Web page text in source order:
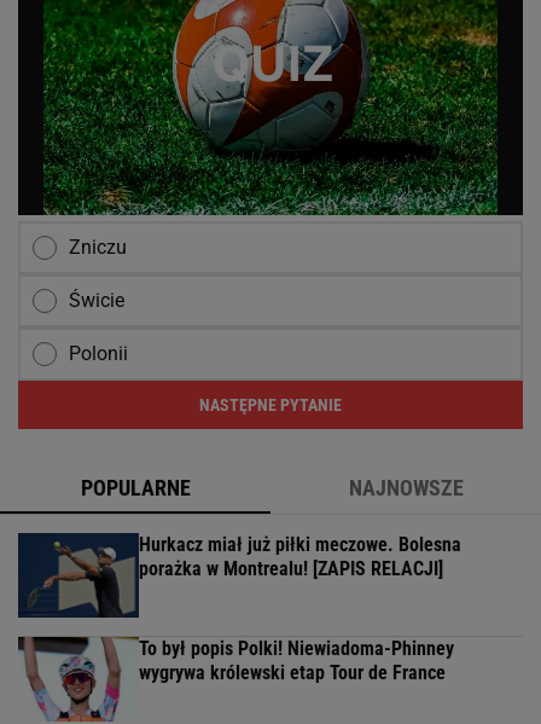
Zniczu
Świcie
Polonii
NASTĘPNE PYTANIE
POPULARNE NAJNOWSZE
Hurkacz miał już piłki meczowe. Bolesna
porażka w Montrealu! [ZAPIS RELACJI]
To był popis Polki! Niewiadoma-Phinney
wygrywa królewski etap Tour de France